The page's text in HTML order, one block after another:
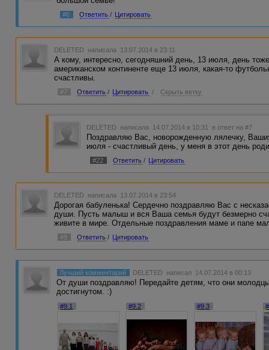
#6 Ответить / Цитировать
DELETED написала 13.07.2014 в 23:11
А кому, интересно, сегодняшний день, 13 июля, день
американском континенте еще 13 июля, какая-то
счастливы.
#7 Ответить / Цитировать / Скрыть ветку
DELETED написала 14.07.2014 в 10:31 в ответ на #7
Поздравляю Вас, новорожденную лялечку,
июля - счастливый день, у меня в этот день
#22 Ответить / Цитировать
DELETED написала 13.07.2014 в 23:54
Дорогая бабуленька! Сердечно поздравляю Вас с
души. Пусть малыш и вся Ваша семья будут безмерно
живите в мире. Отдельные поздравления маме и папе
#8 Ответить / Цитировать
Лучший комментарий DELETED написал 14.07.2014 в 00:13
От души поздравляю! Передайте детям, что они
достигнутом. :)
#9.1 #9.2 #9.3